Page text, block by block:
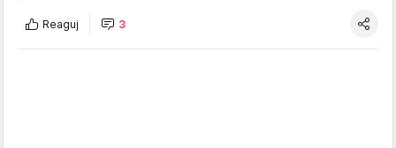
Reaguj 3